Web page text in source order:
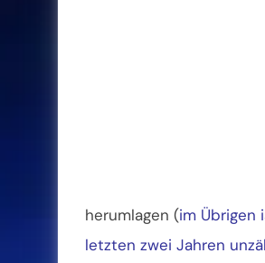
herumlagen (im Übrigen
letzten zwei Jahren